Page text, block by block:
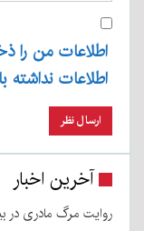
اطلاعات من را
اطلاعات نداشته
آخرین اخبار
روایت مرگ مادری در